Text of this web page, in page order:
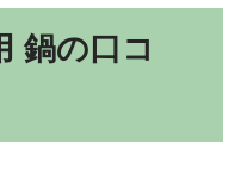
鍋の口コ